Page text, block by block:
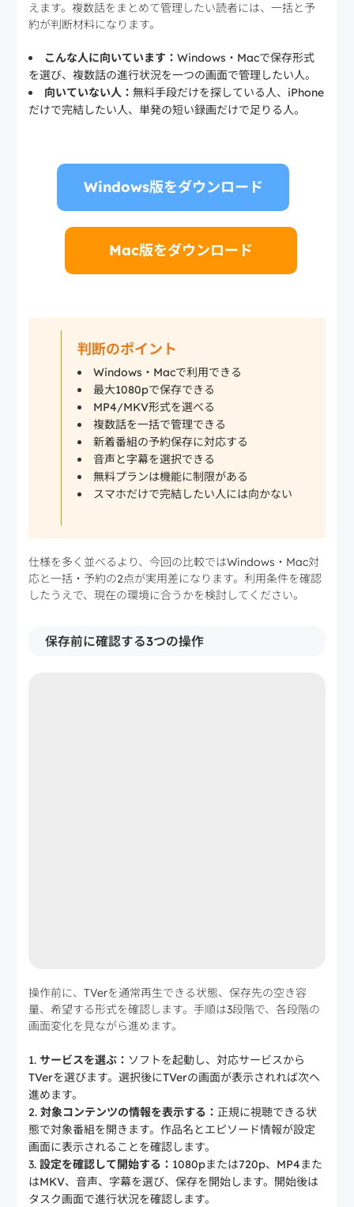
えます。複数話をまとめて管理したい読者には、一括と予
約が判断材料になります。
こんな人に向いています：Windows・Macで保存形式
を選び、複数話の進行状況を一つの画面で管理したい人。
向いていない人：無料手段だけを探している人、iPhone
だけで完結したい人、単発の短い録画だけで足りる人。
Windows版をダウンロード
Mac版をダウンロード
判断のポイント
Windows・Macで利用できる
最大1080pで保存できる
MP4/MKV形式を選べる
複数話を一括で管理できる
新着番組の予約保存に対応する
音声と字幕を選択できる
無料プランは機能に制限がある
スマホだけで完結したい人には向かない
仕様を多く並べるより、今回の比較ではWindows・Mac対
応と一括・予約の2点が実用差になります。利用条件を確認
したうえで、現在の環境に合うかを検討してください。
保存前に確認する3つの操作
操作前に、TVerを通常再生できる状態、保存先の空き容
量、希望する形式を確認します。手順は3段階で、各段階の
画面変化を見ながら進めます。
サービスを選ぶ： ソフトを起動し、対応サービスから
TVerを選びます。選択後にTVerの画面が表示されれば次へ
進めます。
対象コンテンツの情報を表示する： 正規に視聴できる状
態で対象番組を開きます。作品名とエピソード情報が設定
画面に表示されることを確認します。
設定を確認して開始する： 1080pまたは720p、MP4また
はMKV、音声、字幕を選び、保存を開始します。開始後は
タスク画面で進行状況を確認します。